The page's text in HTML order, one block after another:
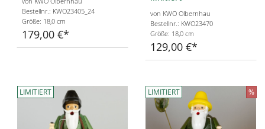
Bestellnr.: KWO23405_24
Größe: 18,0 cm
179,00 €
von KWO Olbernhau
Bestellnr.: KWO23470
Größe: 18,0 cm
129,00 €
LIMITIERT %
LIMITIERT